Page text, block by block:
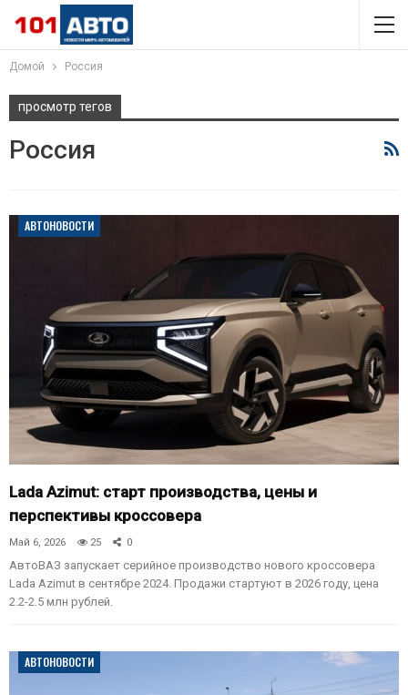
Домой Россия
просмотр тегов
Россия
АВТОНОВОСТИ
Lada Azimut: старт производства, цены и
перспективы кроссовера
Май 6, 2026 25 0
АвтоВАЗ запускает серийное производство нового кроссовера
Lada Azimut в сентябре 2024. Продажи стартуют в 2026 году, цена
2.2-2.5 млн рублей.
АВТОНОВОСТИ